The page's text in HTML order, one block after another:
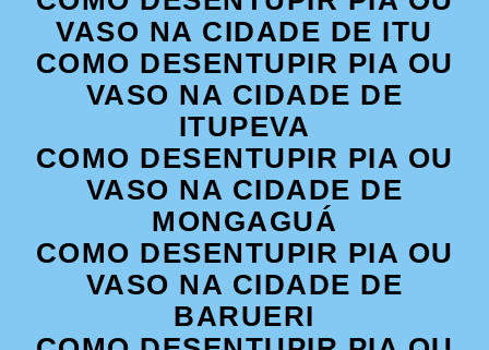
VASO NA CIDADE DE ITU
COMO DESENTUPIR PIA OU
VASO NA CIDADE DE
ITUPEVA
COMO DESENTUPIR PIA OU
VASO NA CIDADE DE
MONGAGUÁ
COMO DESENTUPIR PIA OU
VASO NA CIDADE DE
BARUERI